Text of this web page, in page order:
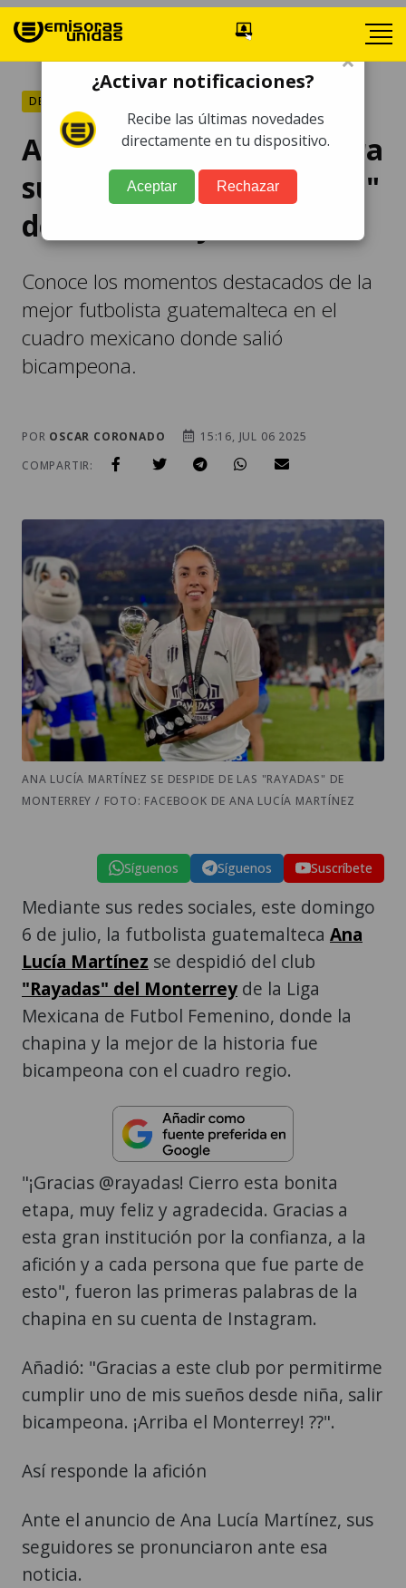
DEPORTES
Ana Lucía Martínez cierra
su ciclo con las "Rayadas"
de Monterrey
Conoce los momentos destacados de la
mejor futbolista guatemalteca en el
cuadro mexicano donde salió
bicampeona.
POR OSCAR CORONADO
15:16, JUL 06 2025
COMPARTIR:
ANA LUCÍA MARTÍNEZ SE DESPIDE DE LAS "RAYADAS" DE
MONTERREY / FOTO: FACEBOOK DE ANA LUCÍA MARTÍNEZ
Síguenos Síguenos Suscríbete
Mediante sus redes sociales, este domingo
6 de julio, la futbolista guatemalteca Ana
Lucía Martínez se despidió del club
"Rayadas" del Monterrey de la Liga
Mexicana de Futbol Femenino, donde la
chapina y la mejor de la historia fue
bicampeona con el cuadro regio.
"¡Gracias @rayadas! Cierro esta bonita
etapa, muy feliz y agradecida. Gracias a
esta gran institución por la confianza, a la
afición y a cada persona que fue parte de
esto", fueron las primeras palabras de la
chapina en su cuenta de Instagram.
Añadió: "Gracias a este club por permitirme
cumplir uno de mis sueños desde niña, salir
bicampeona. ¡Arriba el Monterrey! ??".
Así responde la afición
Ante el anuncio de Ana Lucía Martínez, sus
seguidores se pronunciaron ante esa
noticia.
×
¿Activar notificaciones?
Recibe las últimas novedades
directamente en tu dispositivo.
Aceptar Rechazar